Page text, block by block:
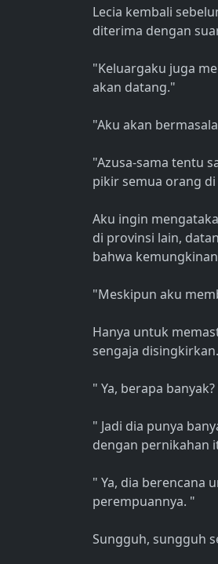
Lecia kembali
diterima dengan
"Keluargaku juga
akan datang."
"Aku akan
"Azusa-sama tentu
pikir semua orang
Aku ingin
di provinsi lain,
bahwa
"Meskipun aku
Hanya untuk
sengaja
" Ya, berapa banyak?
" Jadi dia punya
dengan pernikahan
" Ya, dia berencana
perempuannya. "
Sungguh, sungguh